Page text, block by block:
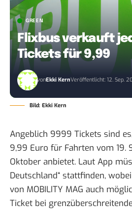
GREEN
Flixbus verkauft
Tickets für 9,99
vonEkki KernVeröffentlicht: 12. Sep.
Bild: Ekki Kern
Angeblich 9999 Tickets sind
9,99 Euro für Fahrten vom 19.
Oktober anbietet. Laut App
Deutschland“ stattfinden,
von MOBILITY MAG auch
Ticket bei